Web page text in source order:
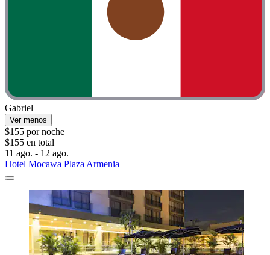
Gabriel
Ver menos
$155 por noche
$155 en total
11 ago. - 12 ago.
Hotel Mocawa Plaza Armenia